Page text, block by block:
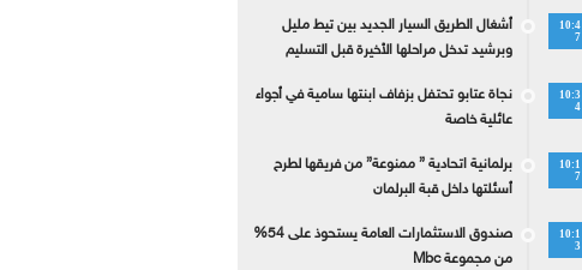
10:4
7
أشغال الطريق السيار الجديد بين تيط مليل
وبرشيد تدخل مراحلها الأخيرة قبل التسليم
10:3
4
نجاة عتابو تحتفل بزفاف ابنتها سامية في أجواء
عائلية خاصة
10:1
7
برلمانية اتحادية ” ممنوعة” من فريقها لطرح
أسئلتها داخل قبة البرلمان
10:1
3
صندوق الاستثمارات العامة يستحوذ على 54%
من مجموعة Mbc